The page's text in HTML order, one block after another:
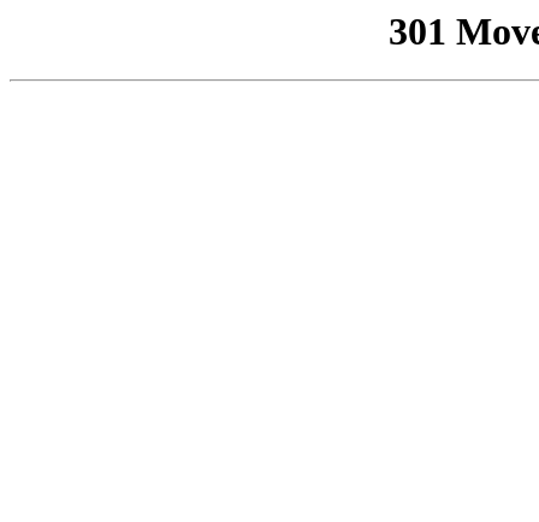
301